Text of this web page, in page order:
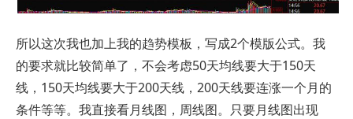
所以这次我也加上我的趋势模板，写成2个模版公式。我
的要求就比较简单了，不会考虑50天均线要大于150天
线，150天均线要大于200天线，200天线要连涨一个月的
条件等等。我直接看月线图，周线图。只要月线图出现